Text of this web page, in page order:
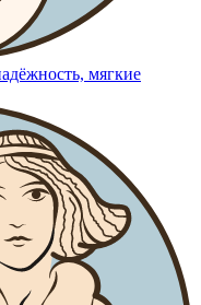
мягкие